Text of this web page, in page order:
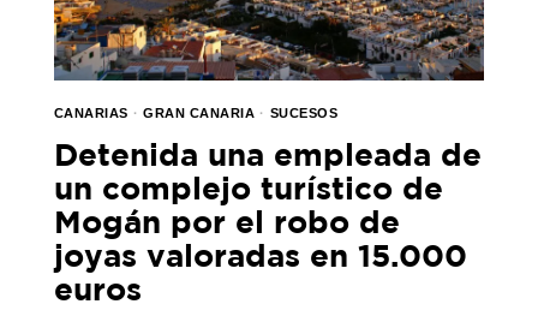
CANARIAS · GRAN CANARIA · SUCESOS
Detenida una empleada de
un complejo turístico de
Mogán por el robo de
joyas valoradas en 15.000
euros